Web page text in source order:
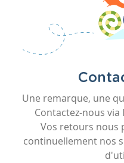
Une remarque, une
Contactez-nous
Vos retours nous
continuellement nos